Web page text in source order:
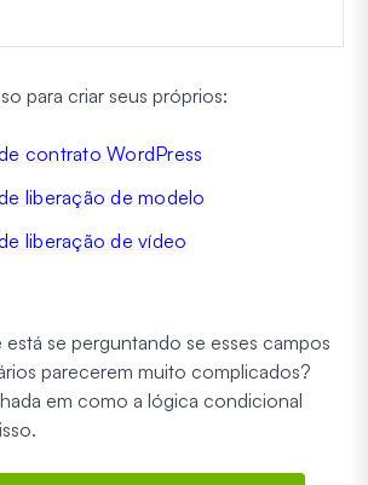
para criar seus próprios:
contrato WordPress
liberação de modelo
liberação de vídeo
está se perguntando se esses campos
parecerem muito complicados?
em como a lógica condicional